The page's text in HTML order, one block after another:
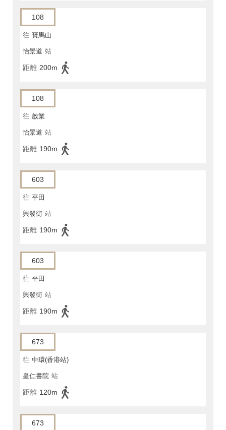
108
往 寶馬山
怡景道 站
距離 200m
108
往 啟業
怡景道 站
距離 190m
603
往 平田
興發街 站
距離 190m
603
往 平田
興發街 站
距離 190m
673
往 中環(香港站)
皇仁書院 站
距離 120m
673